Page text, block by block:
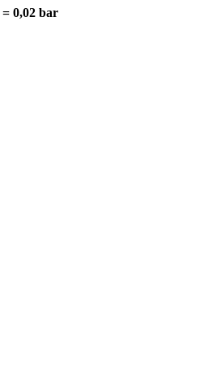
= 0,02 bar